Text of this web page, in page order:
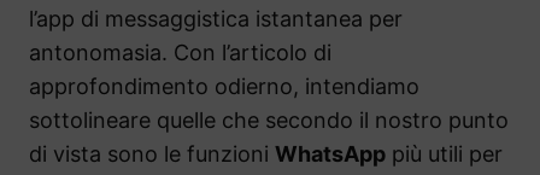
l’app di messaggistica istantanea per
antonomasia. Con l’articolo di
approfondimento odierno, intendiamo
sottolineare quelle che secondo il nostro punto
di vista sono le funzioni WhatsApp più utili per